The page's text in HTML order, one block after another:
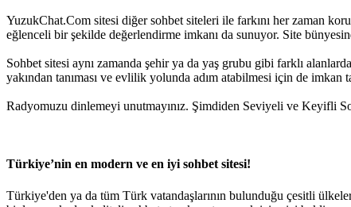
YuzukChat.Com sitesi diğer sohbet siteleri ile farkını her zaman
eğlenceli bir şekilde değerlendirme imkanı da sunuyor. Site
Sohbet sitesi aynı zamanda şehir ya da yaş grubu gibi farklı
yakından tanıması ve evlilik yolunda adım atabilmesi için de imkan
Radyomuzu dinlemeyi unutmayınız. Şimdiden Seviyeli ve Keyifli
Türkiye’nin en modern ve en iyi sohbet sitesi!
Türkiye'den ya da tüm Türk vatandaşlarının bulunduğu çesitli